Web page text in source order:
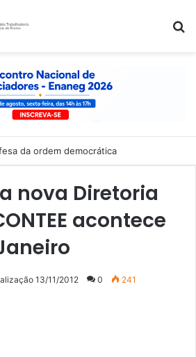
da ordem democrática
nova Diretoria
acontece
13/11/2012 0 241